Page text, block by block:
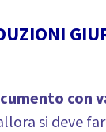
con
si deve